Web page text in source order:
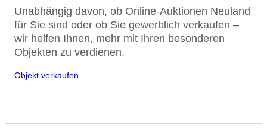
Unabhängig davon, ob Online-Auktionen Neuland
für Sie sind oder ob Sie gewerblich verkaufen –
wir helfen Ihnen, mehr mit Ihren besonderen
Objekten zu verdienen.
Objekt verkaufen